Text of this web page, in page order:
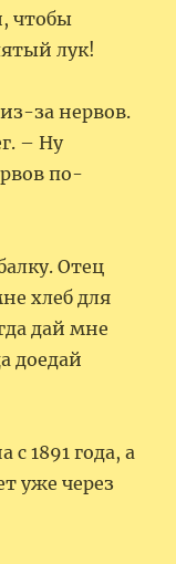
чтобы
лук!
за нервов.
– Ну
по-
Отец
хлеб для
дай мне
доедай
1891 года, а
уже через